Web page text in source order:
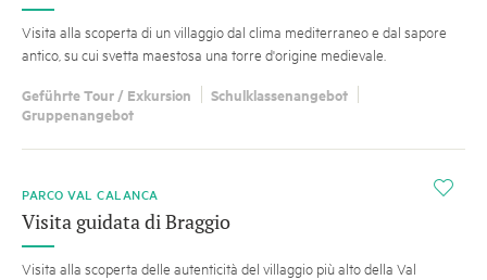
Visita alla scoperta di un villaggio dal clima mediterraneo e dal sapore
antico, su cui svetta maestosa una torre d'origine medievale.
Geführte Tour / Exkursion
Schulklassenangebot
Gruppenangebot
i
PARCO VAL CALANCA
Visita guidata di Braggio
Visita alla scoperta delle autenticità del villaggio più alto della Val